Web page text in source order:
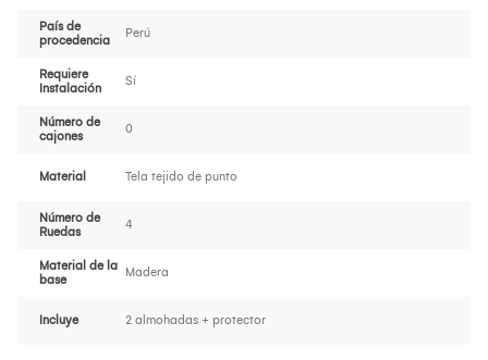
País de
procedencia
Perú
Requiere
Instalación
Sí
Número de
cajones
0
Material Tela tejido de punto
Número de
Ruedas
4
Material de la
base
Madera
Incluye 2 almohadas + protector